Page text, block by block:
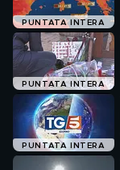
PUNTATA INTERA
PUNTATA INTERA
PUNTATA INTERA